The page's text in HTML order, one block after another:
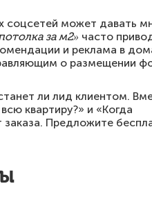
соцсетей может давать
за м2» часто
и реклама в
о размещении
ли лид клиентом.
квартиру?» и «Когда
Предложите